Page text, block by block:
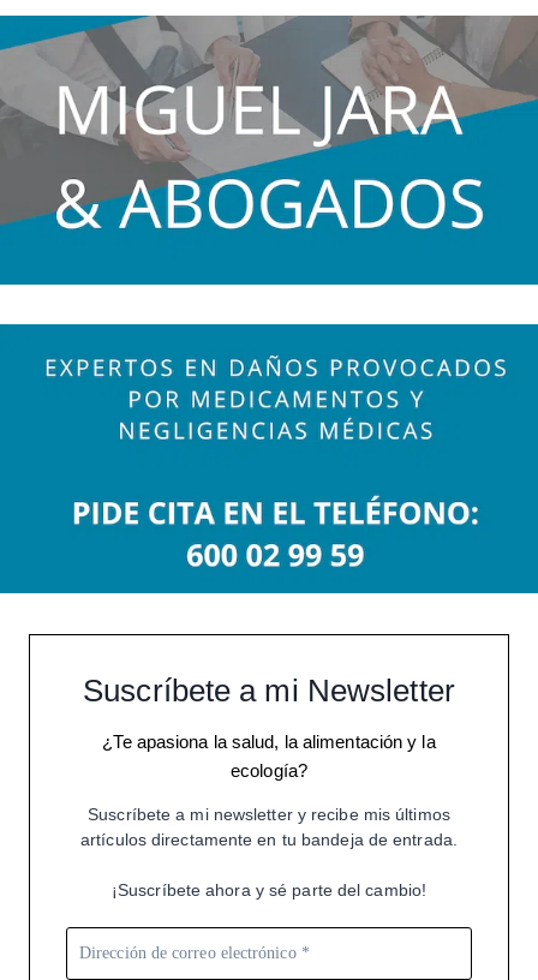
Suscríbete a mi Newsletter
¿Te apasiona la salud, la alimentación y la
ecología?
Suscríbete a mi newsletter y recibe mis últimos
artículos directamente en tu bandeja de entrada.
¡Suscríbete ahora y sé parte del cambio!